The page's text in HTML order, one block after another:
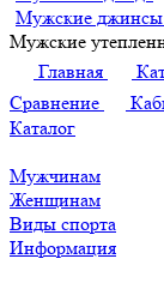
Мужские джинсы
Мужские
Главная
Сравнение
Каталог
Мужчинам
Женщинам
Виды спорта
Информация